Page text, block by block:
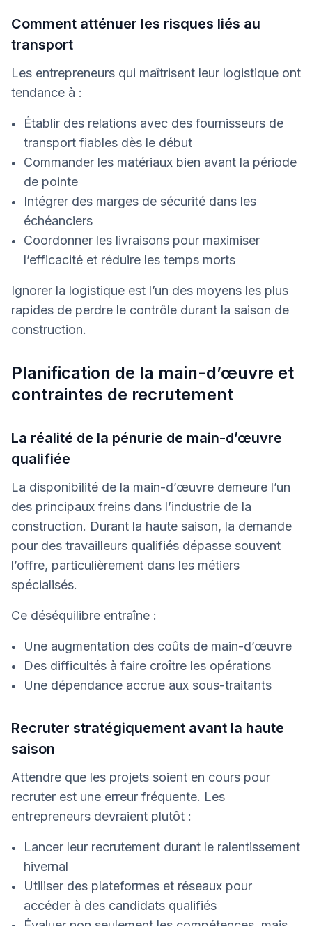
Comment atténuer les risques liés au
transport
Les entrepreneurs qui maîtrisent leur logistique ont
tendance à :
Établir des relations avec des fournisseurs de
transport fiables dès le début
Commander les matériaux bien avant la période
de pointe
Intégrer des marges de sécurité dans les
échéanciers
Coordonner les livraisons pour maximiser
l’efficacité et réduire les temps morts
Ignorer la logistique est l’un des moyens les plus
rapides de perdre le contrôle durant la saison de
construction.
Planification de la main-d’œuvre et
contraintes de recrutement
La réalité de la pénurie de main-d’œuvre
qualifiée
La disponibilité de la main-d’œuvre demeure l’un
des principaux freins dans l’industrie de la
construction. Durant la haute saison, la demande
pour des travailleurs qualifiés dépasse souvent
l’offre, particulièrement dans les métiers
spécialisés.
Ce déséquilibre entraîne :
Une augmentation des coûts de main-d’œuvre
Des difficultés à faire croître les opérations
Une dépendance accrue aux sous-traitants
Recruter stratégiquement avant la haute
saison
Attendre que les projets soient en cours pour
recruter est une erreur fréquente. Les
entrepreneurs devraient plutôt :
Lancer leur recrutement durant le ralentissement
hivernal
Utiliser des plateformes et réseaux pour
accéder à des candidats qualifiés